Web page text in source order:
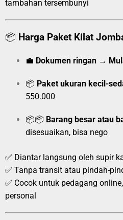
tambahan tersembunyi
📦 Harga Paket Kilat
💼 Dokumen ringan →
📦 Paket ukuran kecil-
550.000
📦📦 Barang besar atau
disesuaikan, bisa nego
✅ Diantar langsung oleh supir
✅ Tanpa transit atau pindah-
✅ Cocok untuk pedagang
personal